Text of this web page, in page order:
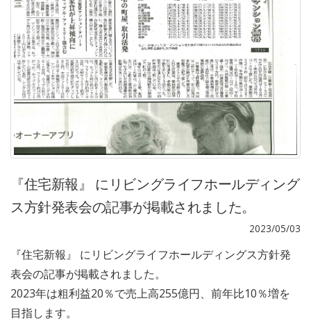
『住宅新報』 にリビングライフホールディング
ス方針発表会の記事が掲載されました。
2023/05/03
『住宅新報』 にリビングライフホールディングス方針発
表会の記事が掲載されました。
2023年は粗利益20％で売上高255億円、前年比10％増を
目指します。